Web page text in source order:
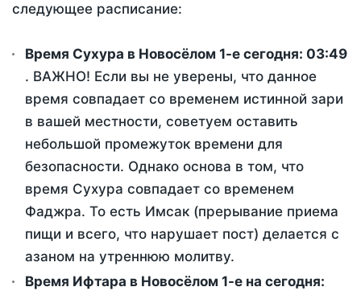
следующее расписание:
Время Сухура в Новосёлом 1-е сегодня: 03:49
. ВАЖНО! Если вы не уверены, что данное
время совпадает со временем истинной зари
в вашей местности, советуем оставить
небольшой промежуток времени для
безопасности. Однако основа в том, что
время Сухура совпадает со временем
Фаджра. То есть Имсак (прерывание приема
пищи и всего, что нарушает пост) делается с
азаном на утреннюю молитву.
Время Ифтара в Новосёлом 1-е на сегодня: